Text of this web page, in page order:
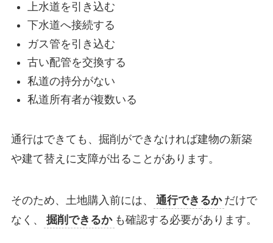
上水道を引き込む
下水道へ接続する
ガス管を引き込む
古い配管を交換する
私道の持分がない
私道所有者が複数いる
通行はできても、掘削ができなければ建物の新築
や建て替えに支障が出ることがあります。
そのため、土地購入前には、 通行できるか だけで
なく、
掘削できるか も確認する必要があります。